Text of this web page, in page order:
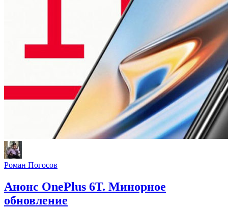
Роман Погосов
Анонс OnePlus 6T. Минорное
обновление